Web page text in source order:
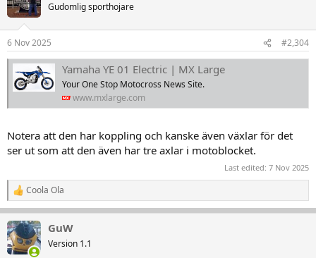
t
e
r
Gudomlig sporthojare
6 Nov 2025 #2,304
Yamaha YE 01 Electric | MX Large
Your One Stop Motocross News Site.
www.mxlarge.com
Notera att den har koppling och kanske även växlar för det
ser ut som att den även har tre axlar i motoblocket.
Last edited: 7 Nov 2025
R
e
a
k
t
i
Coola Ola
GuW
Version 1.1